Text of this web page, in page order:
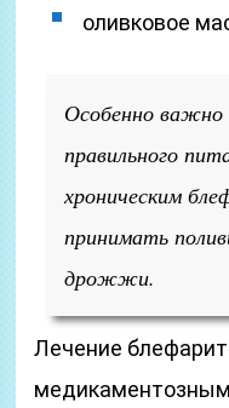
оливковое
Особенно
правильного
хроническим
принимать
дрожжи.
Лечение